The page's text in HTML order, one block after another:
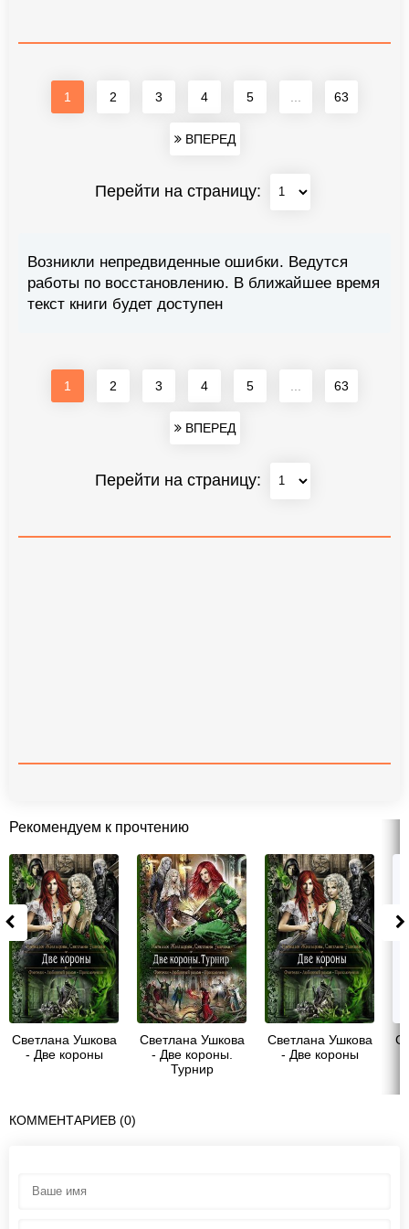
1 2 3 4 5 63
ВПЕРЕД
Перейти на страницу:
Возникли непредвиденные ошибки. Ведутся
работы по восстановлению. В ближайшее время
текст книги будет доступен
1 2 3 4 5 63
ВПЕРЕД
Перейти на страницу:
Рекомендуем к прочтению
Светлана Ушкова
- Две короны
Светлана Ушкова
- Две короны.
Турнир
Светлана Ушкова
- Две короны
КОММЕНТАРИЕВ (0)